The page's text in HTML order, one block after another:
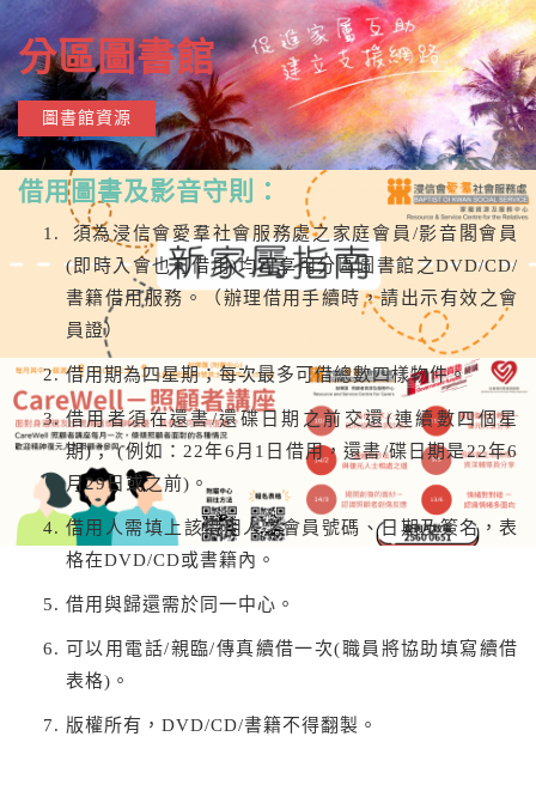
分區圖書館
圖書館資源
借用圖書及影音守則：
須為浸信會愛羣社會服務處之家庭會員/影音閣會員
(即時入會也可借用)均可享用分區圖書館之DVD/CD/
書籍借用服務。（辦理借用手續時，請出示有效之會
員證）
借用期為四星期；每次最多可借總數四樣物件。
借用者須在還書/還碟日期之前交還(連續數四個星
期)； (例如：22年6月1日借用，還書/碟日期是22年6
月29日或之前)。
借用人需填上該借用人之會員號碼、日期及簽名，表
格在DVD/CD或書籍內。
借用與歸還需於同一中心。
可以用電話/親臨/傳真續借一次(職員將協助填寫續借
表格)。
版權所有，DVD/CD/書籍不得翻製。